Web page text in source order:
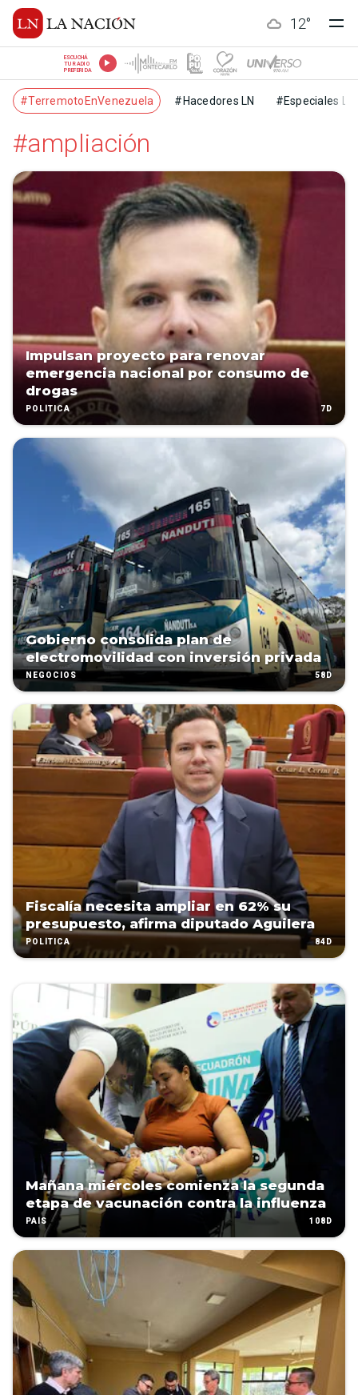
12°
ESCUCHÁ
TU RADIO
PREFERIDA
#TerremotoEnVenezuela #Hacedores LN #Especiales LN
#ampliación
Impulsan proyecto para renovar
emergencia nacional por consumo de
drogas
POLÍTICA 7D
Gobierno consolida plan de
electromovilidad con inversión privada
NEGOCIOS 58D
Fiscalía necesita ampliar en 62% su
presupuesto, afirma diputado Aguilera
POLÍTICA 84D
Mañana miércoles comienza la segunda
etapa de vacunación contra la influenza
PAÍS 108D